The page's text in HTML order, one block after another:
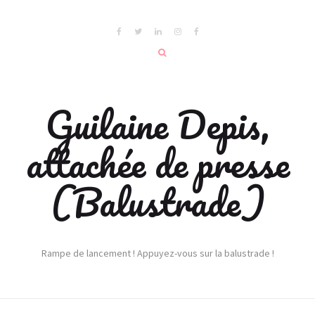
Guilaine Depis,
attachée de presse
(Balustrade)
Rampe de lancement ! Appuyez-vous sur la balustrade !